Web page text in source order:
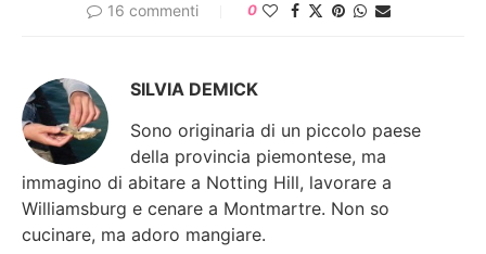
16 commenti 0
SILVIA DEMICK
Sono originaria di un piccolo paese
della provincia piemontese, ma
immagino di abitare a Notting Hill, lavorare a
Williamsburg e cenare a Montmartre. Non so
cucinare, ma adoro mangiare.